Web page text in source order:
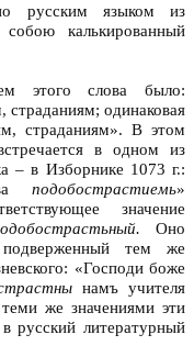
русским языком из
собою калькированный
этого слова было:
страданиям; одинаковая
страданиям». В этом
в одном из
– в Изборнике 1073 г.:
подобострастиемь»
значение
Оно
тем же
«Господи боже
намъ учителя
же значениями эти
русский литературный